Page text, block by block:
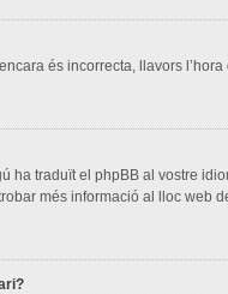
és incorrecta, llavors
ha traduït el phpBB al vostre
més informació al lloc web